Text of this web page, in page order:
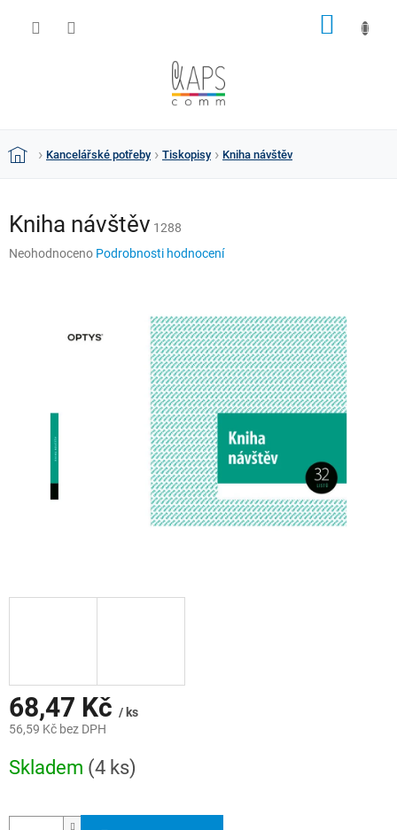
DomůKancelářské potřeby Tiskopisy Kniha návštěv
Kniha návštěv 1288
Průměrné
Neohodnoceno Podrobnosti hodnocení
68,47 Kč / ks
56,59 Kč bez DPH
cena:
Skladem (4 ks)